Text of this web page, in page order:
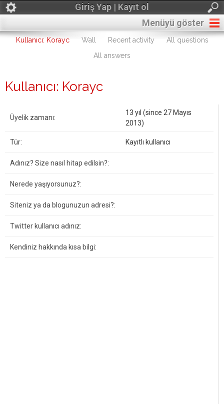
Giriş Yap | Kayıt ol
Menüyü göster
Kullanıcı: Korayc Wall Recent activity
All questions
All answers
Kullanıcı: Korayc
Üyelik zamanı:
13 yıl (since 27 Mayıs
2013)
Tür: Kayıtlı kullanıcı
Adınız? Size nasıl hitap edilsin?:
Nerede yaşıyorsunuz?:
Siteniz ya da blogunuzun adresi?:
Twitter kullanıcı adınız:
Kendiniz hakkında kısa bilgi: